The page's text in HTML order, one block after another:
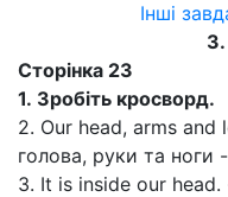
Інші
Сторінка 23
1. Зробіть кросворд.
2. Our head, arms
голова, руки та ноги
3. It is inside our head.